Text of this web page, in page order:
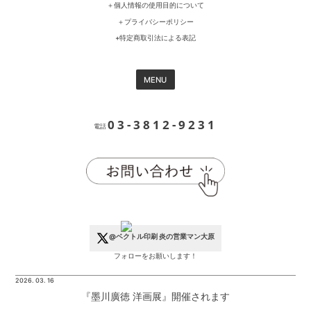
＋個人情報の使用目的について
＋プライバシーポリシー
+特定商取引法による表記
MENU
電話03-3812-9231
@ベクトル印刷 炎の営業マン大原
フォローをお願いします！
2026. 03. 16
『墨川廣徳 洋画展』開催されます